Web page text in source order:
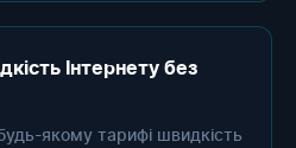
Інтернету без
якому тарифі швидкість